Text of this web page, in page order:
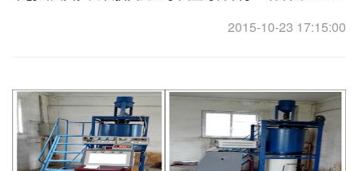
2015-10-23 17:15:00